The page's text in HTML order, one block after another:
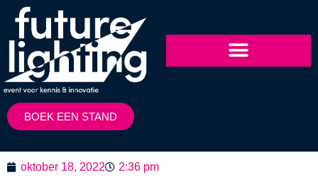
BOEK EEN STAND
oktober 18, 2022 2:36 pm